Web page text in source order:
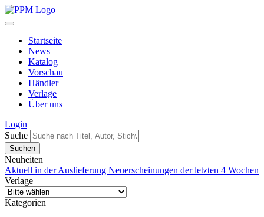
Startseite
News
Katalog
Vorschau
Händler
Verlage
Über uns
Login
Suche
Neuheiten
Aktuell in der Auslieferung Neuerscheinungen der letzten 4 Wochen
Verlage
Kategorien